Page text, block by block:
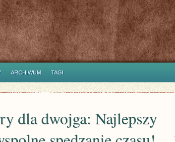
ARCHIWUM TAGI
dla dwojga: Najlepszy